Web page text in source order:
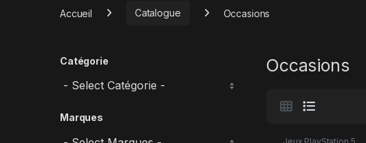
Accueil Catalogue Occasions
Occasions
Catégorie
Marques